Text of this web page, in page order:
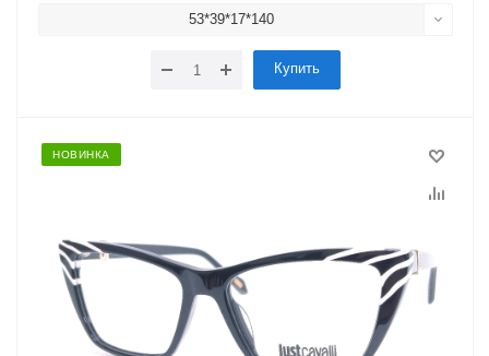
53*39*17*140
Купить
НОВИНКА